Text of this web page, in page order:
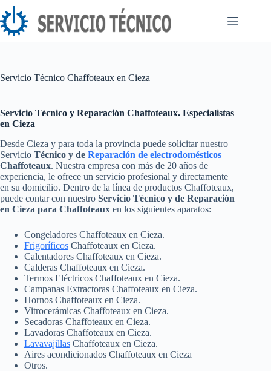
Saltar
al
contenido
Servicio Técnico Chaffoteaux en Cieza
Servicio Técnico y Reparación Chaffoteaux. Especialistas
en Cieza
Desde Cieza y para toda la provincia puede solicitar nuestro
Servicio Técnico y de Reparación de electrodomésticos
Chaffoteaux. Nuestra empresa con más de 20 años de
experiencia, le ofrece un servicio profesional y directamente
en su domicilio. Dentro de la línea de productos Chaffoteaux,
puede contar con nuestro Servicio Técnico y de Reparación
en Cieza para Chaffoteaux en los siguientes aparatos:
Congeladores Chaffoteaux en Cieza.
Frigoríficos Chaffoteaux en Cieza.
Calentadores Chaffoteaux en Cieza.
Calderas Chaffoteaux en Cieza.
Termos Eléctricos Chaffoteaux en Cieza.
Campanas Extractoras Chaffoteaux en Cieza.
Hornos Chaffoteaux en Cieza.
Vitrocerámicas Chaffoteaux en Cieza.
Secadoras Chaffoteaux en Cieza.
Lavadoras Chaffoteaux en Cieza.
Lavavajillas Chaffoteaux en Cieza.
Aires acondicionados Chaffoteaux en Cieza
Otros.